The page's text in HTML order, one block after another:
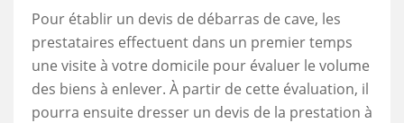
Pour établir un devis de débarras de cave, les
prestataires effectuent dans un premier temps
une visite à votre domicile pour évaluer le volume
des biens à enlever. À partir de cette évaluation, il
pourra ensuite dresser un devis de la prestation à